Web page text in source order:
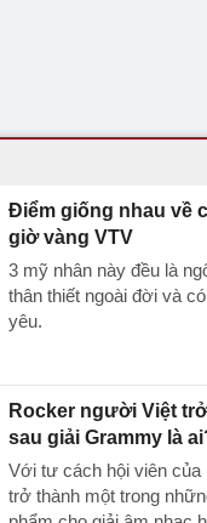
Điểm giống nhau về
giờ vàng VTV
3 mỹ nhân này đều là
thân thiết ngoài đời và
yêu.
Rocker người Việt
sau giải Grammy là
Với tư cách hội viên của
trở thành một trong